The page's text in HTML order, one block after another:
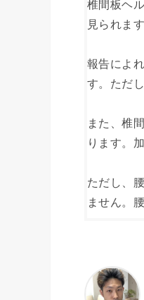
椎間板ヘ
見られま
報告によ
す。ただ
また、椎
ります。
ただし、
ません。